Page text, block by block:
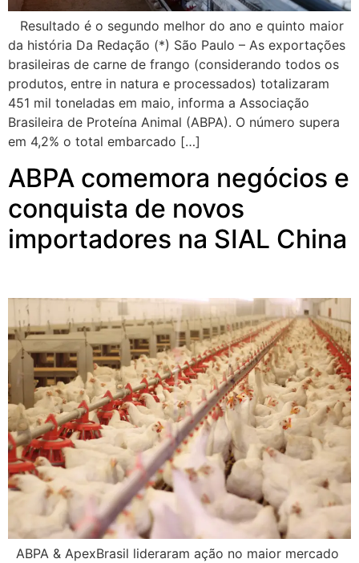
Resultado é o segundo melhor do ano e quinto maior
da história Da Redação (*) São Paulo – As exportações
brasileiras de carne de frango (considerando todos os
produtos, entre in natura e processados) totalizaram
451 mil toneladas em maio, informa a Associação
Brasileira de Proteína Animal (ABPA). O número supera
em 4,2% o total embarcado […]
ABPA comemora negócios e
conquista de novos
importadores na SIAL China
ABPA & ApexBrasil lideraram ação no maior mercado